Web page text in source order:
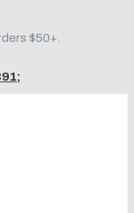
$50+.
;